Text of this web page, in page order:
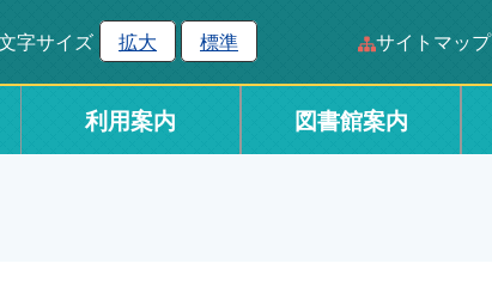
字サイズ 拡大 標準 サイトマップ
利用案内 図書館案内